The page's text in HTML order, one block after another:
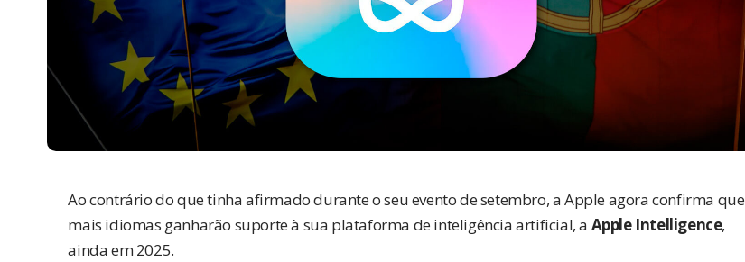
Ao contrário do quetinha afirmadodurante o seu evento de setembro, a Apple agora confirma que
mais idiomas ganharão suporte à sua plataforma de inteligência artificial, a Apple Intelligence,
ainda em 2025.